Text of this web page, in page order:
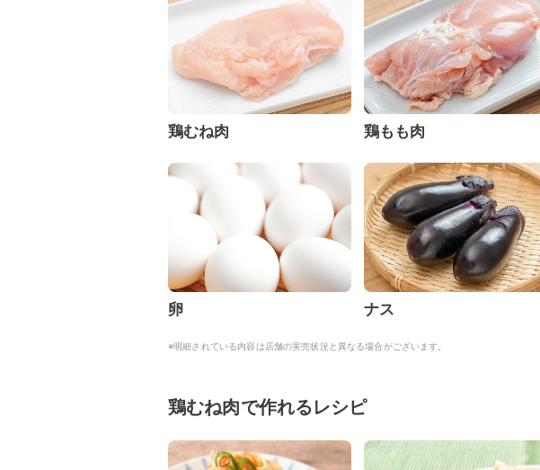
鶏むね肉 鶏もも肉
卵 ナス
※明細されている内容は店舗の実売状況と異なる場合がございます。
鶏むね肉で作れるレシピ